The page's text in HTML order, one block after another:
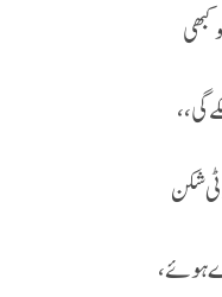
گی،،
شکن
ہوئے،